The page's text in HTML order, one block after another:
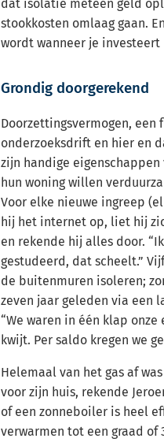
dat isolatie meteen geld
stookkosten omlaag gaan.
wordt wanneer je investeert
Grondig doorgerekend
Doorzettingsvermogen, een
onderzoeksdrift en hier en
zijn handige
hun woning willen
Voor elke nieuwe ingreep
hij het internet op, liet hij
en rekende hij alles door.
gestudeerd, dat scheelt.”
de buitenmuren isoleren;
zeven jaar geleden via een
“We waren in één klap
kwijt. Per saldo kregen we
Helemaal van het gas af
voor zijn huis, rekende
of een zonneboiler is heel
verwarmen tot een graad of